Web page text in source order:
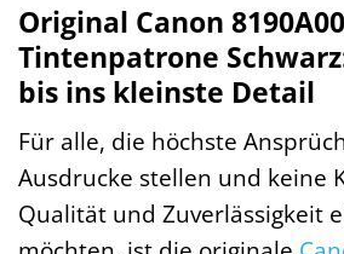
Original Canon
Tintenpatrone
bis ins kleinste Detail
Für alle, die höchste
Ausdrucke stellen und keine
Qualität und Zuverlässigkeit